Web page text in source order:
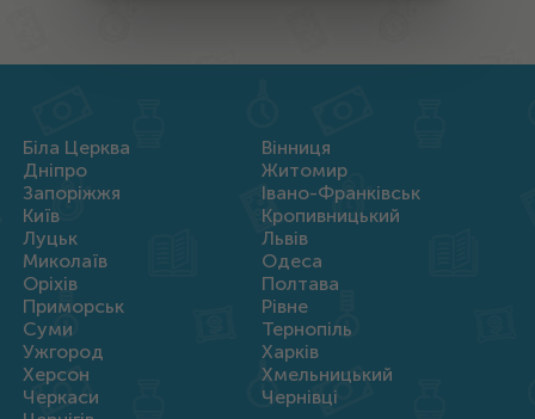
Біла Церква
Вінниця
Дніпро
Житомир
Запоріжжя
Івано-Франківськ
Київ
Кропивницький
Луцьк
Львів
Миколаїв
Одеса
Оріхів
Полтава
Приморськ
Рівне
Суми
Тернопіль
Ужгород
Харків
Херсон
Хмельницький
Черкаси
Чернівці